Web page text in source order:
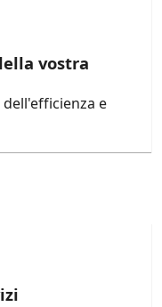
vostra
e